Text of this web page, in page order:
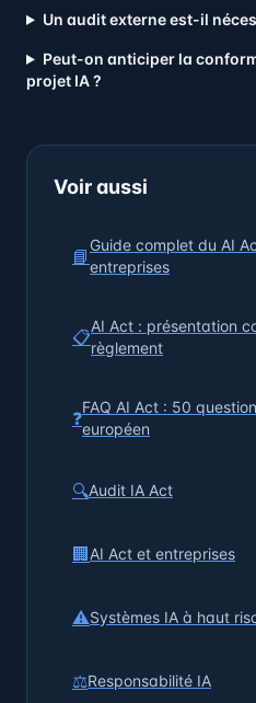
Un audit externe est-il
Peut-on anticiper la
projet IA ?
Voir aussi
📘
Guide complet du AI
entreprises
📋
AI Act : présentation
règlement
❓
FAQ AI Act : 50
européen
🔍Audit IA Act
🏢 AI Act et entreprises
⚠️Systèmes IA à haut
⚖️Responsabilité IA